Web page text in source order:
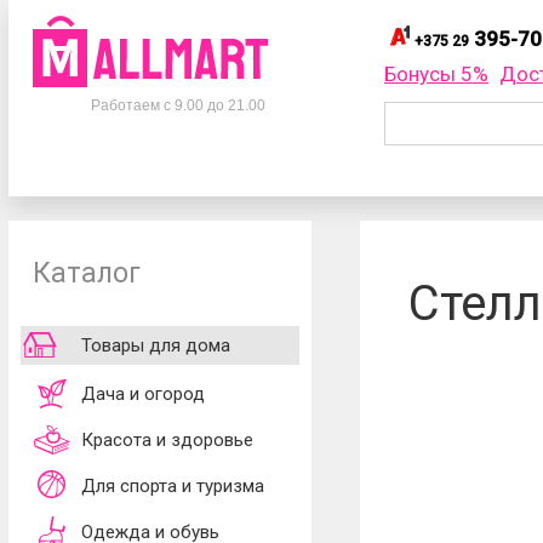
Телефоны
+375 33395-70-75
Работаем с 9.00 до 21.00
+375 29 395-
+375 29
обработки
принимаю
Бонусы 5%
Каталог
Товары для дома
Дача и огород
Красота и здоровье
Для спорта и туризма
Одежда и обувь